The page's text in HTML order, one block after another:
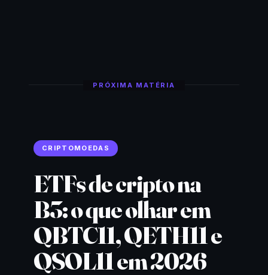
PRÓXIMA MATÉRIA
CRIPTOMOEDAS
ETFs de cripto na
B3: o que olhar em
QBTC11, QETH11 e
QSOL11 em 2026